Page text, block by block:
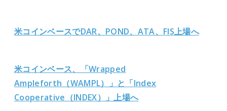
米コインベースでDAR、POND、ATA、FIS上場へ
米コインベース、「Wrapped
Ampleforth（WAMPL）」と「Index
Cooperative（INDEX）」上場へ